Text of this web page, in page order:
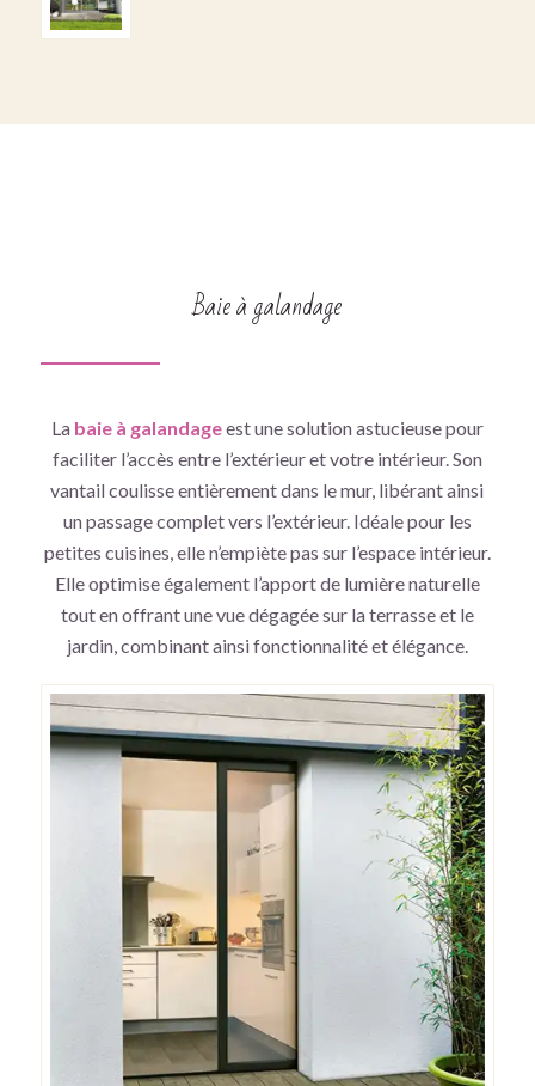
Baie à galandage
La baie à galandageest une solution astucieuse pour
faciliter l’accès entre l’extérieur et votre intérieur. Son
vantail coulisse entièrement dans le mur, libérant ainsi
un passage complet vers l’extérieur. Idéale pour les
petites cuisines, elle n’empiète pas sur l’espace intérieur.
Elle optimise également l’apport de lumière naturelle
tout en offrant une vue dégagée sur la terrasse et le
jardin, combinant ainsi fonctionnalité et élégance.